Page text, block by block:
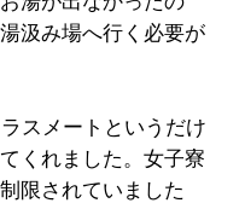
汲み場へ行く必要が
スメートというだけ
くれました。女子寮
限されていました